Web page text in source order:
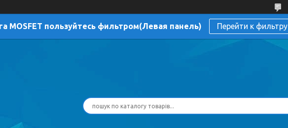
MOSFET пользуйтесь фильтром(Левая панель) Перейти к фильтру